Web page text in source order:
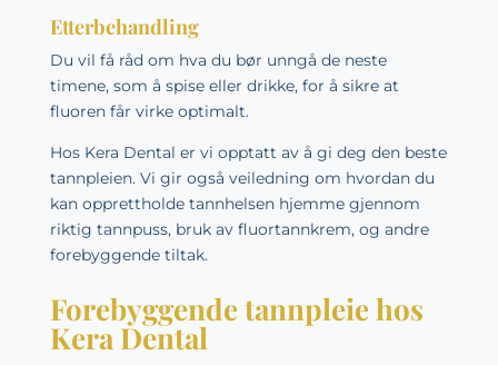
Etterbehandling
Du vil få råd om hva du bør unngå de neste
timene, som å spise eller drikke, for å sikre at
fluoren får virke optimalt.
Hos Kera Dental er vi opptatt av å gi deg den beste
tannpleien. Vi gir også veiledning om hvordan du
kan opprettholde tannhelsen hjemme gjennom
riktig tannpuss, bruk av fluortannkrem, og andre
forebyggende tiltak.
Forebyggende tannpleie hos
Kera Dental